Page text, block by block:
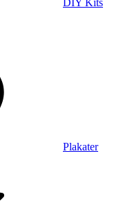
Plakater